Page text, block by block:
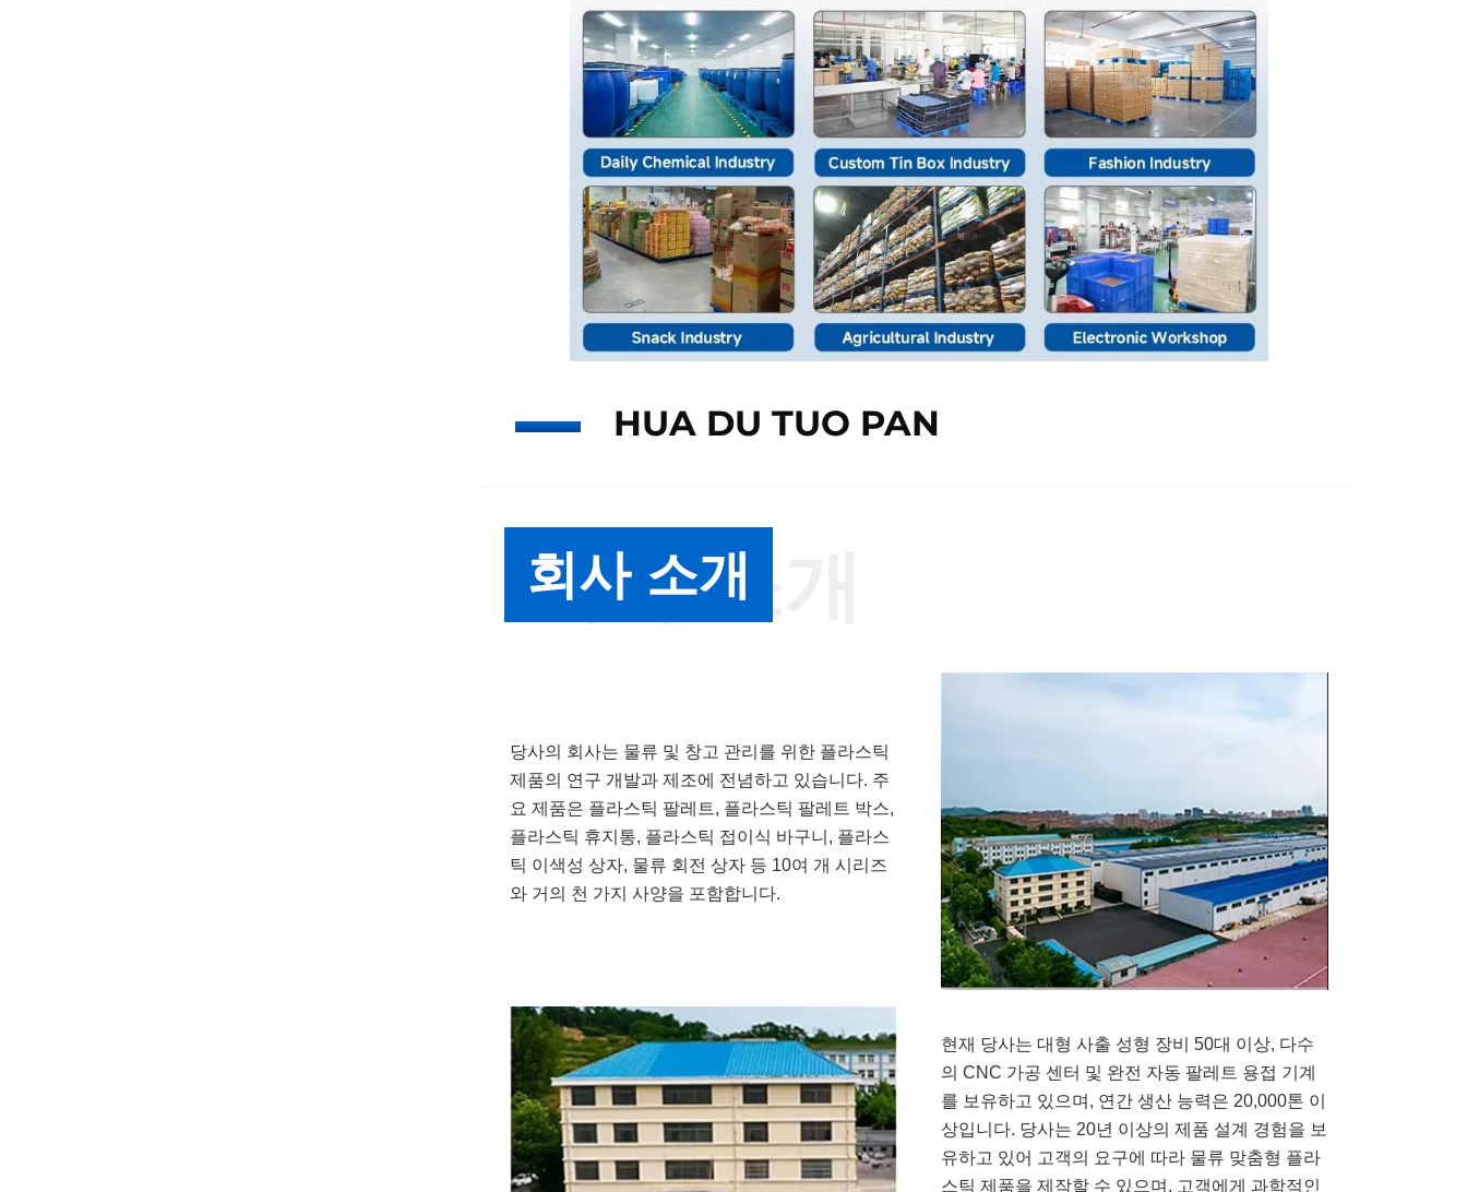
HUA DU TUO PAN
회사 소개
회사 소개
당사의 회사는 물류 및 창고 관리를 위한 플라스틱
제품의 연구 개발과 제조에 전념하고 있습니다. 주
요 제품은 플라스틱 팔레트, 플라스틱 팔레트 박스,
플라스틱 휴지통, 플라스틱 접이식 바구니, 플라스
틱 이색성 상자, 물류 회전 상자 등 10여 개 시리즈
와 거의 천 가지 사양을 포함합니다.
현재 당사는 대형 사출 성형 장비 50대 이상, 다수
의 CNC 가공 센터 및 완전 자동 팔레트 용접 기계
를 보유하고 있으며, 연간 생산 능력은 20,000톤 이
상입니다. 당사는 20년 이상의 제품 설계 경험을 보
유하고 있어 고객의 요구에 따라 물류 맞춤형 플라
스틱 제품을 제작할 수 있으며, 고객에게 과학적인